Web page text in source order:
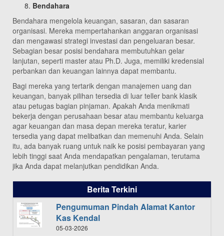
Bendahara
Bendahara mengelola keuangan, sasaran, dan sasaran
organisasi. Mereka mempertahankan anggaran organisasi
dan mengawasi strategi investasi dan pengeluaran besar.
Sebagian besar posisi bendahara membutuhkan gelar
lanjutan, seperti master atau Ph.D. Juga, memiliki kredensial
perbankan dan keuangan lainnya dapat membantu.
Bagi mereka yang tertarik dengan manajemen uang dan
keuangan, banyak pilihan tersedia di luar teller bank klasik
atau petugas bagian pinjaman. Apakah Anda menikmati
bekerja dengan perusahaan besar atau membantu keluarga
agar keuangan dan masa depan mereka teratur, karier
tersedia yang dapat melibatkan dan memenuhi Anda. Selain
itu, ada banyak ruang untuk naik ke posisi pembayaran yang
lebih tinggi saat Anda mendapatkan pengalaman, terutama
jika Anda dapat melanjutkan pendidikan Anda.
Berita Terkini
Pengumuman Pindah Alamat Kantor
Kas Kendal
05-03-2026